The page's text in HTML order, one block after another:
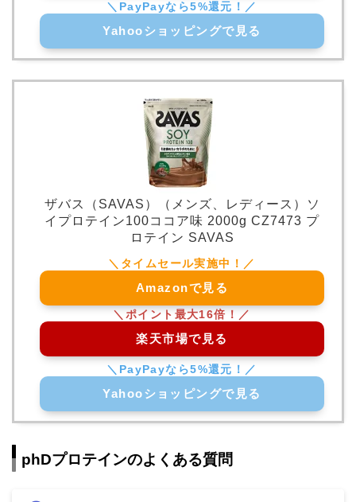
Yahooショッピングで見る
ザバス（SAVAS）（メンズ、レディース）ソ
イプロテイン100ココア味 2000g CZ7473 プ
ロテイン SAVAS
Amazonで見る
楽天市場で見る
Yahooショッピングで見る
phDプロテインのよくある質問